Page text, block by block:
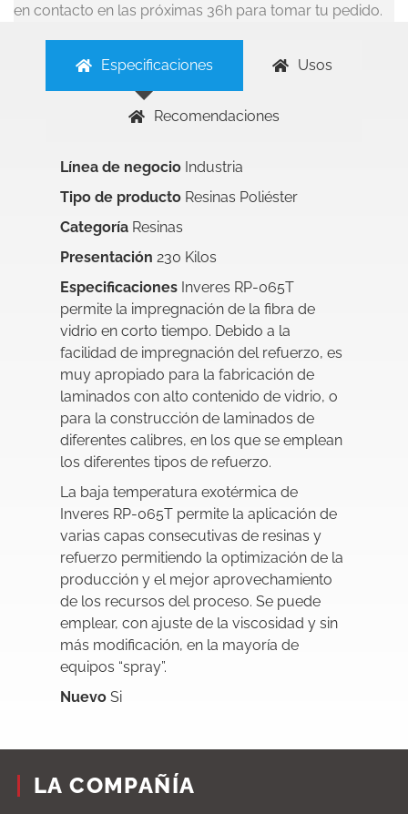
en contacto en las próximas 36h para tomar tu pedido.
Especificaciones Usos
Recomendaciones
Línea de negocio Industria
Tipo de producto Resinas Poliéster
Categoría Resinas
Presentación 230 Kilos
Especificaciones Inveres RP-065T
permite la impregnación de la fibra de
vidrio en corto tiempo. Debido a la
facilidad de impregnación del refuerzo, es
muy apropiado para la fabricación de
laminados con alto contenido de vidrio, o
para la construcción de laminados de
diferentes calibres, en los que se emplean
los diferentes tipos de refuerzo.
La baja temperatura exotérmica de
Inveres RP-065T permite la aplicación de
varias capas consecutivas de resinas y
refuerzo permitiendo la optimización de la
producción y el mejor aprovechamiento
de los recursos del proceso. Se puede
emplear, con ajuste de la viscosidad y sin
más modificación, en la mayoría de
equipos “spray”.
Nuevo Si
LA COMPAÑÍA